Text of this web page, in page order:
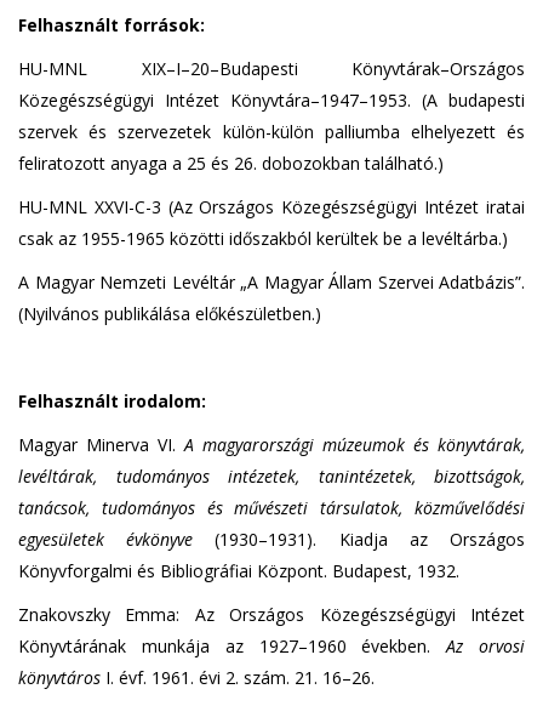
Felhasznált források:
HU-MNL XIX–I–20–Budapesti Könyvtárak–Országos
Közegészségügyi Intézet Könyvtára–1947–1953. (A budapesti
szervek és szervezetek külön-külön palliumba elhelyezett és
feliratozott anyaga a 25 és 26. dobozokban található.)
HU-MNL XXVI-C-3 (Az Országos Közegészségügyi Intézet iratai
csak az 1955-1965 közötti időszakból kerültek be a levéltárba.)
A Magyar Nemzeti Levéltár „A Magyar Állam Szervei Adatbázis”.
(Nyilvános publikálása előkészületben.)
Felhasznált irodalom:
Magyar Minerva VI.A magyarországi múzeumok és könyvtárak,
levéltárak, tudományos intézetek, tanintézetek, bizottságok,
tanácsok, tudományos és művészeti társulatok, közművelődési
egyesületek évkönyve (1930–1931). Kiadja az Országos
Könyvforgalmi és Bibliográfiai Központ. Budapest, 1932.
Znakovszky Emma: Az Országos Közegészségügyi Intézet
Könyvtárának munkája az 1927–1960 években.Az orvosi
könyvtáros I. évf. 1961. évi 2. szám. 21. 16–26.